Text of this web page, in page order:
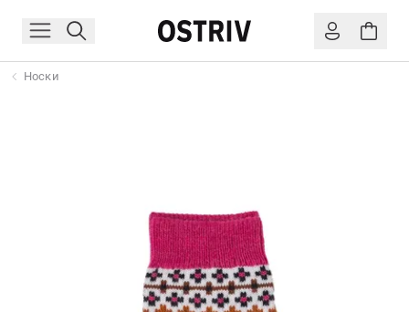
Носки